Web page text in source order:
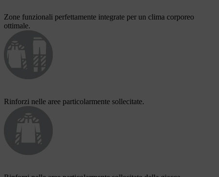
Zone funzionali perfettamente integrate per un clima corporeo
ottimale.
Rinforzi nelle aree particolarmente sollecitate.